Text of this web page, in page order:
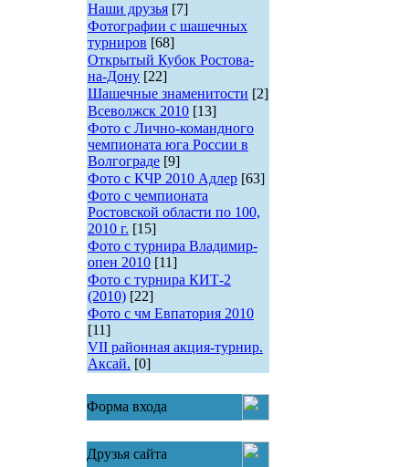
Наши друзья [7]
Фотографии с шашечных
турниров [68]
Открытый Кубок Ростова-
на-Дону [22]
Шашечные знаменитости [2]
Всеволжск 2010 [13]
Фото с Лично-командного
чемпионата юга России в
Волгограде [9]
Фото с КЧР 2010 Адлер [63]
Фото с чемпионата
Ростовской области по 100,
2010 г. [15]
Фото с турнира Владимир-
опен 2010 [11]
Фото с турнира КИТ-2
(2010) [22]
Фото с чм Евпатория 2010
[11]
VII районная акция-турнир.
Аксай. [0]
Форма входа
Друзья сайта